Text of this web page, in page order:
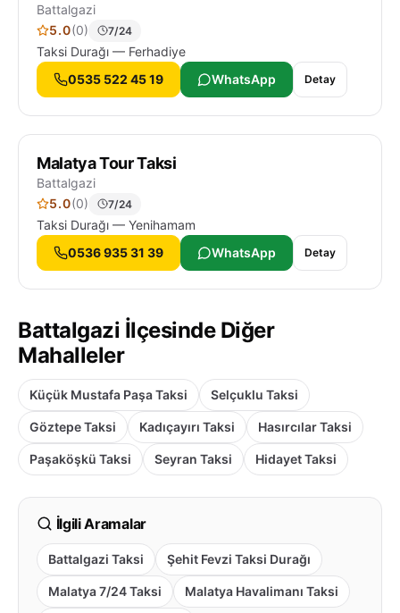
Battalgazi
5.0(0) 7/24
Taksi Durağı — Ferhadiye
0535 522 45 19
WhatsApp Detay
Malatya Tour Taksi
Battalgazi
5.0(0) 7/24
Taksi Durağı — Yenihamam
0536 935 31 39
WhatsApp Detay
Battalgazi İlçesinde Diğer
Mahalleler
Küçük Mustafa Paşa Taksi Selçuklu Taksi
Göztepe Taksi Kadıçayırı Taksi Hasırcılar Taksi
Paşaköşkü Taksi Seyran Taksi Hidayet Taksi
İlgili Aramalar
Battalgazi Taksi Şehit Fevzi Taksi Durağı
Malatya 7/24 Taksi Malatya Havalimanı Taksi